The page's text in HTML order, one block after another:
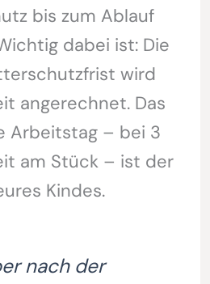
bis zum Ablauf
dabei ist: Die
wird
angerechnet. Das
Arbeitstag – bei 3
am Stück – ist der
Kindes.
nach der